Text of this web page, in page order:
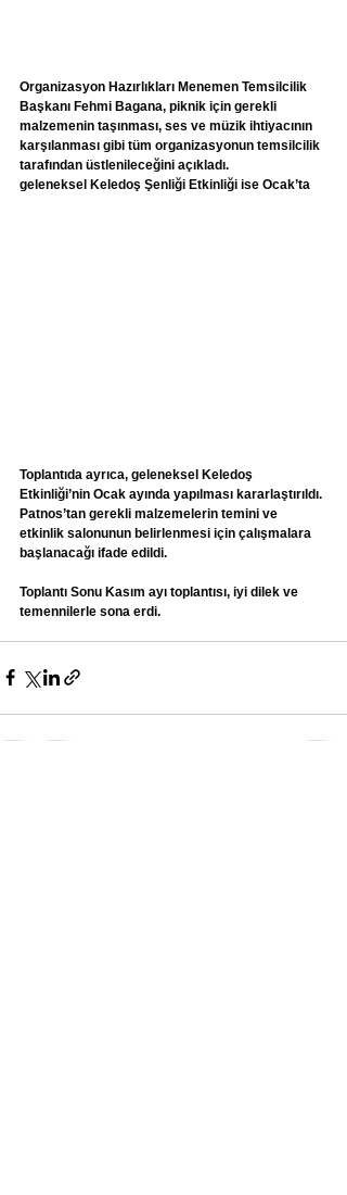
Organizasyon Hazırlıkları Menemen Temsilcilik
Başkanı Fehmi Bagana, piknik için gerekli
malzemenin taşınması, ses ve müzik ihtiyacının
karşılanması gibi tüm organizasyonun temsilcilik
tarafından üstlenileceğini açıkladı.
geleneksel Keledoş Şenliği Etkinliği ise Ocak’ta
Toplantıda ayrıca, geleneksel Keledoş
Etkinliği’nin Ocak ayında yapılması kararlaştırıldı.
Patnos’tan gerekli malzemelerin temini ve
etkinlik salonunun belirlenmesi için çalışmalara
başlanacağı ifade edildi.
Toplantı Sonu Kasım ayı toplantısı, iyi dilek ve
temennilerle sona erdi.